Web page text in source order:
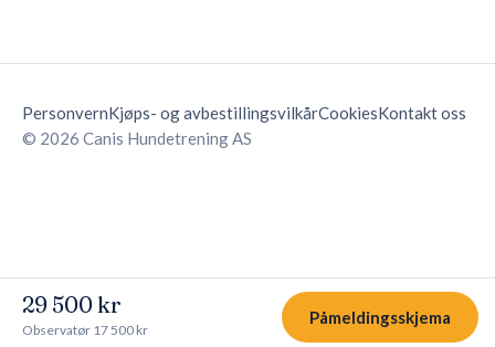
29 500 kr
Observatør 17 500 kr
Påmeldingsskjema
PersonvernKjøps- og avbestillingsvilkårCookiesKontakt oss
© 2026 Canis Hundetrening AS